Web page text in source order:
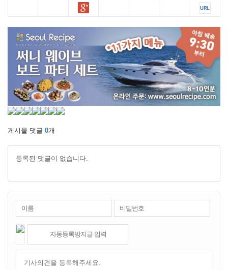
게시물 댓글 0개
등록된 댓글이 없습니다.